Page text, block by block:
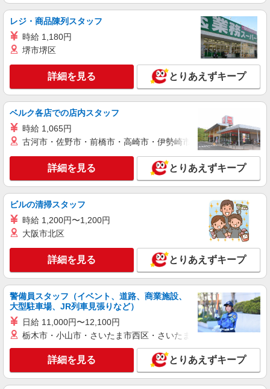
キープ 詳細を見る
派遣社員
宇城市＊看護助手(資格経験不問)募集♪食事配
膳などの補助業務
時給1450円〜2062円 ＜日払い有/週払い有/交
通費全支給(ガソリン代含む)＞
キープ 詳細を見る
派遣社員
（株）ウィルオブ・ワークCW 熊本支店/ms430101
病院内の補助staff
時給1400円 ◆前払い・日払い・週払いOK
キープ 詳細を見る
派遣社員
株式会社kotrio /●KM-H-2021470
宇城市｜家庭と両立できる＊デイサービス看護
師【夜勤なし】
時給2000円〜2500円 ＜日払い有/週払い有/交
通費全支給(ガソリン代含む)＞
宇城市役所周辺
レジ・商品陳列スタッフ
時給 1,180円
堺市堺区
詳細を見る とりあえずキープ
ベルク各店での店内スタッフ
時給 1,065円
古河市・佐野市・前橋市・高崎市・伊勢崎市・太田市・館林市
詳細を見る とりあえずキープ
ビルの清掃スタッフ
時給 1,200円〜1,200円
大阪市北区
詳細を見る とりあえずキープ
警備員スタッフ（イベント、道路、商業施設、
大型駐車場、JR列車見張りなど）
日給 11,000円〜12,100円
栃木市・小山市・さいたま市西区・さいたま市岩槻区・久喜市・
詳細を見る とりあえずキープ